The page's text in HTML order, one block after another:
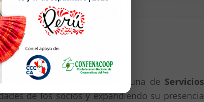
crédito para convertirse en una de Servicios
de los socios y expandiendo su presencia